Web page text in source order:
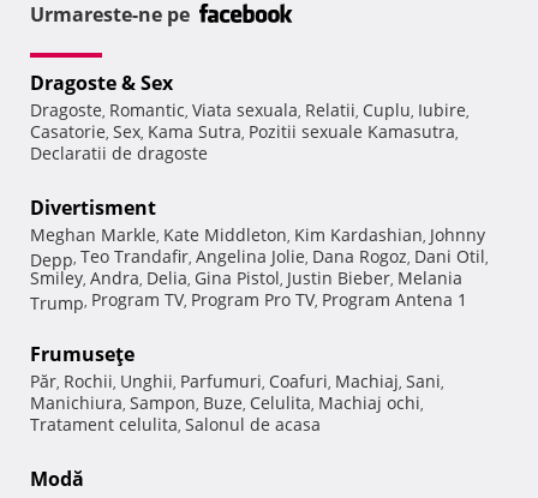
Urmareste-ne pe
Dragoste & Sex
Dragoste, Romantic, Viata sexuala, Relatii, Cuplu, Iubire,
Casatorie, Sex, Kama Sutra, Pozitii sexuale Kamasutra,
Declaratii de dragoste
Divertisment
Meghan Markle, Kate Middleton, Kim Kardashian, Johnny
Depp, Teo Trandafir, Angelina Jolie, Dana Rogoz, Dani Otil,
Smiley, Andra, Delia, Gina Pistol, Justin Bieber, Melania
Trump, Program TV, Program Pro TV, Program Antena 1
Frumuseţe
Păr, Rochii, Unghii, Parfumuri, Coafuri, Machiaj, Sani,
Manichiura, Sampon, Buze, Celulita, Machiaj ochi,
Tratament celulita, Salonul de acasa
Modă